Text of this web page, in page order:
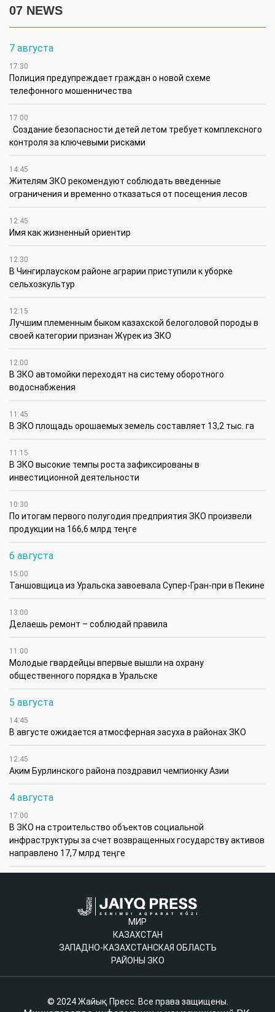
07 NEWS
7 августа
17:30
Полиция предупреждает граждан о новой схеме
телефонного мошенничества
17:00
Создание безопасности детей летом требует комплексного
контроля за ключевыми рисками
14:45
Жителям ЗКО рекомендуют соблюдать введенные
ограничения и временно отказаться от посещения лесов
12:45
Имя как жизненный ориентир
12:30
В Чингирлауском районе аграрии приступили к уборке
сельхозкультур
12:15
Лучшим племенным быком казахской белоголовой породы в
своей категории признан Жүрек из ЗКО
12:00
В ЗКО автомойки переходят на систему оборотного
водоснабжения
11:45
В ЗКО площадь орошаемых земель составляет 13,2 тыс. га
11:15
В ЗКО высокие темпы роста зафиксированы в
инвестиционной деятельности
10:30
По итогам первого полугодия предприятия ЗКО произвели
продукции на 166,6 млрд теңге
6 августа
15:00
Таншовщица из Уральска завоевала Супер-Гран-при в Пекине
13:00
Делаешь ремонт – соблюдай правила
11:00
Молодые гвардейцы впервые вышли на охрану
общественного порядка в Уральске
5 августа
14:45
В августе ожидается атмосферная засуха в районах ЗКО
12:45
Аким Бурлинского района поздравил чемпионку Азии
4 августа
17:00
В ЗКО на строительство объектов социальной
инфраструктуры за счет возвращенных государству активов
направлено 17,7 млрд теңге
МИР
КАЗАХСТАН
ЗАПАДНО-КАЗАХСТАНСКАЯ ОБЛАСТЬ
РАЙОНЫ ЗКО
© 2024 Жайық Пресс. Все права защищены.